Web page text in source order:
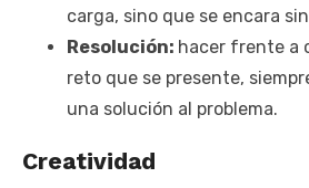
carga, sino que se encara
Resolución: hacer frente a
reto que se presente,
una solución al problema.
Creatividad